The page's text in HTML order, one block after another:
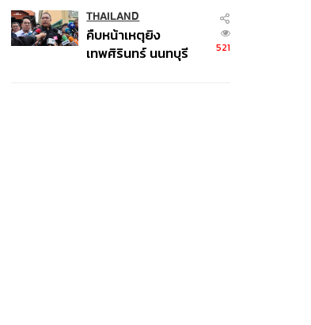
เหตุ
THAILAND
คืบหน้าเหตุยิง
เทพศิรินทร์ นนทบุรี
521